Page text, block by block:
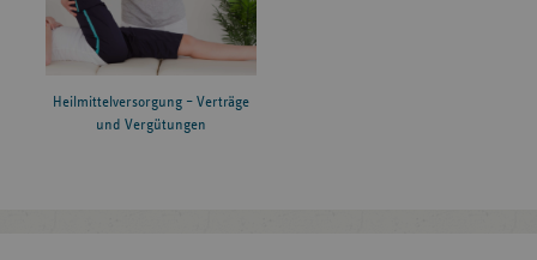
Heilmittelversorgung – Verträge
und Vergütungen